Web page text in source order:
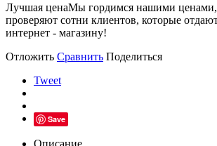
Лучшая ценаМы гордимся нашими
проверяют сотни клиентов, которые
интернет - магазину!
Отложить Сравнить Поделиться
Tweet
Save
Описание